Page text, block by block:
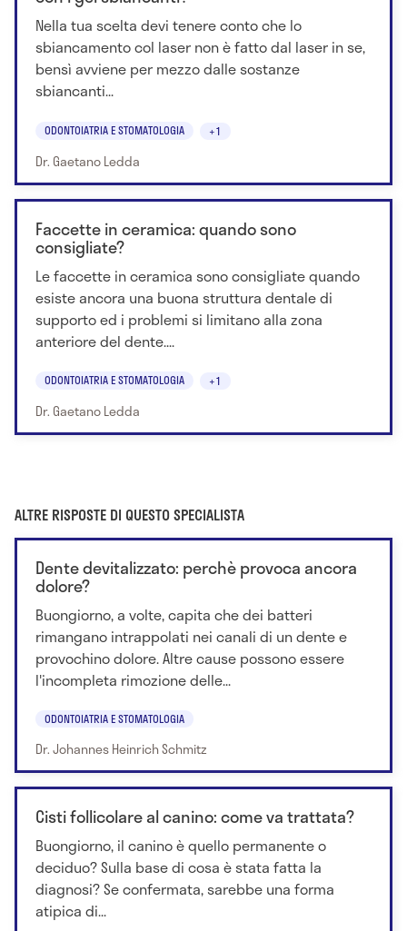
Nella tua scelta devi tenere conto che lo
sbiancamento col laser non è fatto dal laser in se,
bensì avviene per mezzo dalle sostanze
sbiancanti...
ODONTOIATRIA E STOMATOLOGIA +1
Dr. Gaetano Ledda
Faccette in ceramica: quando sono
consigliate?
Le faccette in ceramica sono consigliate quando
esiste ancora una buona struttura dentale di
supporto ed i problemi si limitano alla zona
anteriore del dente....
ODONTOIATRIA E STOMATOLOGIA +1
Dr. Gaetano Ledda
ALTRE RISPOSTE DI QUESTO SPECIALISTA
Dente devitalizzato: perchè provoca ancora
dolore?
Buongiorno, a volte, capita che dei batteri
rimangano intrappolati nei canali di un dente e
provochino dolore. Altre cause possono essere
l'incompleta rimozione delle...
ODONTOIATRIA E STOMATOLOGIA
Dr. Johannes Heinrich Schmitz
Cisti follicolare al canino: come va trattata?
Buongiorno, il canino è quello permanente o
deciduo? Sulla base di cosa è stata fatta la
diagnosi? Se confermata, sarebbe una forma
atipica di...